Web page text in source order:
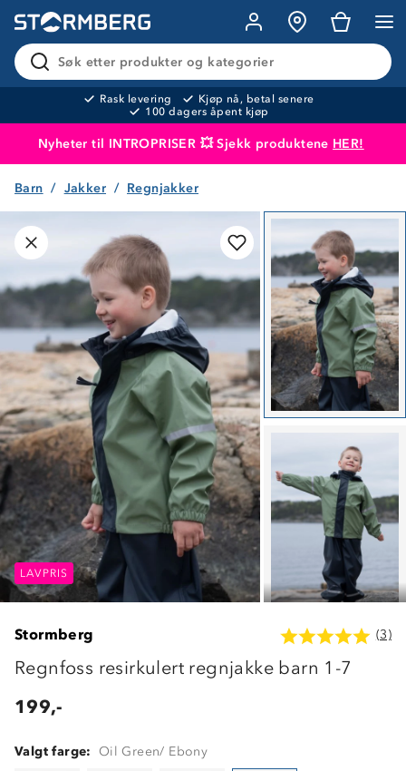
Søk etter produkter og kategorier
Rask levering
Kjøp nå, betal senere
100 dagers åpent kjøp
Nyheter til INTROPRISER 💥 Sjekk produktene HER!
Produktet er lagt i handlekurven
Barn Jakker Regnjakker
LAVPRIS LAVPRIS
LAVPRIS
Stormberg (3)
Regnfoss resirkulert regnjakke barn 1-7
199,-
Valgt farge: Oil Green/ Ebony